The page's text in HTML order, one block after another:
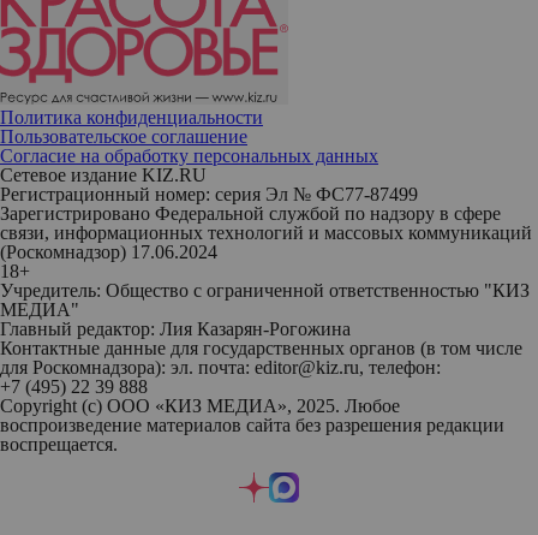
Политика конфиденциальности
Пользовательское соглашение
Согласие на обработку персональных данных
Сетевое издание KIZ.RU
Регистрационный номер: серия Эл № ФС77-87499
Зарегистрировано Федеральной службой по надзору в сфере
связи, информационных технологий и массовых коммуникаций
(Роскомнадзор) 17.06.2024
18+
Учредитель: Общество с ограниченной ответственностью "КИЗ
МЕДИА"
Главный редактор: Лия Казарян-Рогожина
Контактные данные для государственных органов (в том числе
для Роскомнадзора): эл. почта: editor@kiz.ru, телефон:
+7 (495) 22 39 888
Copyright (с) ООО «КИЗ МЕДИА», 2025. Любое
воспроизведение материалов сайта без разрешения редакции
воспрещается.